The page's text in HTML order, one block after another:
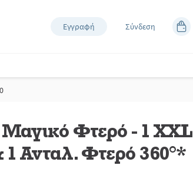
Εγγραφή Σύνδεση
Φτερό - 1 XXL
Ανταλ. Φτερό 360°*